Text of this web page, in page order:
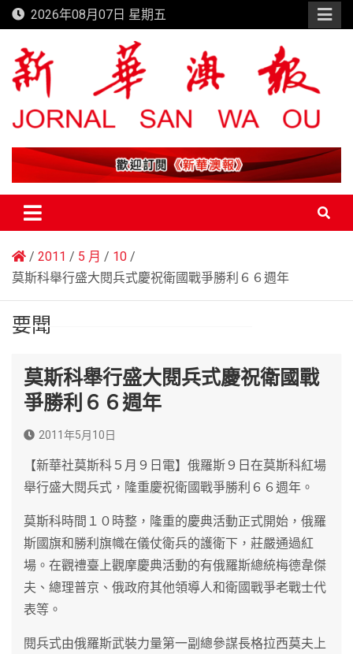
Skip
to
content
2026年08月07日 星期五
新華澳報
2011 5 月
10
莫斯科舉行盛大閱兵式慶祝衛國戰爭勝利６６週年
要聞
莫斯科舉行盛大閱兵式慶祝衛國戰
爭勝利６６週年
2011年5月10日
【新華社莫斯科５月９日電】俄羅斯９日在莫斯科紅場
舉行盛大閱兵式，隆重慶祝衛國戰爭勝利６６週年。
莫斯科時間１０時整，隆重的慶典活動正式開始，俄羅
斯國旗和勝利旗幟在儀仗衛兵的護衛下，莊嚴通過紅
場。在觀禮臺上觀摩慶典活動的有俄羅斯總統梅德韋傑
夫、總理普京、俄政府其他領導人和衛國戰爭老戰士代
表等。
閱兵式由俄羅斯武裝力量第一副總參謀長格拉西莫夫上